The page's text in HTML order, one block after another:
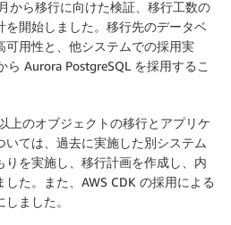
から移行に向けた検証、移行工数の
を開始しました。移行先のデータベ
可用性と、他システムでの採用実
Aurora PostgreSQL を採用するこ
上のオブジェクトの移行とアプリケ
ては、過去に実施した別システム
りを実施し、移行計画を作成し、内
た。また、AWS CDK の採用による
ました。